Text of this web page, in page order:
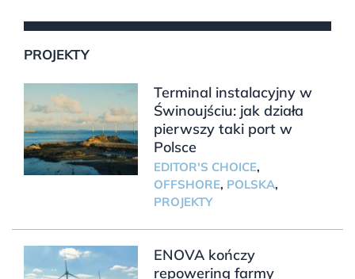
PROJEKTY
Terminal instalacyjny w
Świnoujściu: jak działa
pierwszy taki port w
Polsce
EDITOR'S CHOICE,
OFFSHORE, POLSKA,
PROJEKTY
ENOVA kończy
repowering farmy